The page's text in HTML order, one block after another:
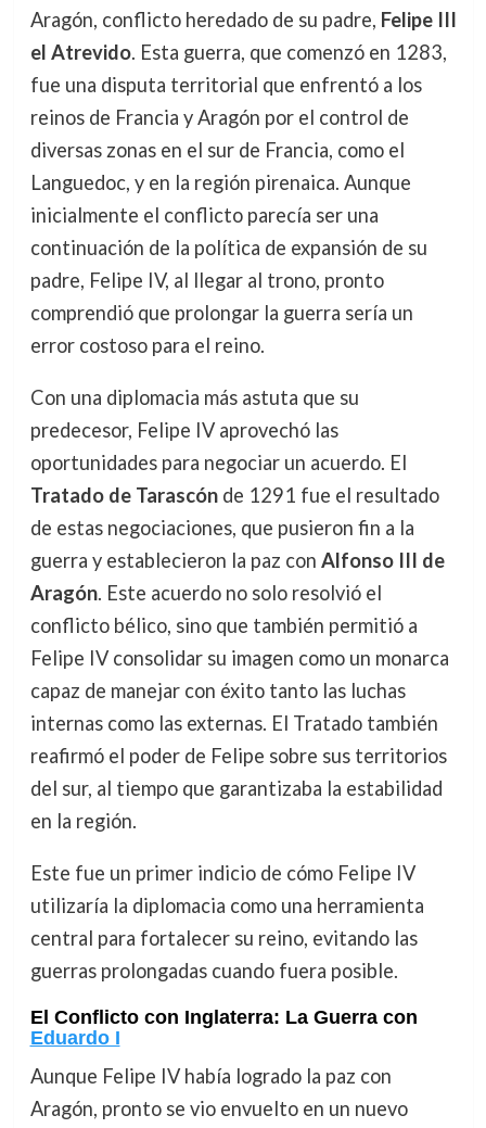
Aragón, conflicto heredado de su padre, Felipe III
el Atrevido. Esta guerra, que comenzó en 1283,
fue una disputa territorial que enfrentó a los
reinos de Francia y Aragón por el control de
diversas zonas en el sur de Francia, como el
Languedoc, y en la región pirenaica. Aunque
inicialmente el conflicto parecía ser una
continuación de la política de expansión de su
padre, Felipe IV, al llegar al trono, pronto
comprendió que prolongar la guerra sería un
error costoso para el reino.
Con una diplomacia más astuta que su
predecesor, Felipe IV aprovechó las
oportunidades para negociar un acuerdo. El
Tratado de Tarascónde 1291 fue el resultado
de estas negociaciones, que pusieron fin a la
guerra y establecieron la paz con Alfonso III de
Aragón. Este acuerdo no solo resolvió el
conflicto bélico, sino que también permitió a
Felipe IV consolidar su imagen como un monarca
capaz de manejar con éxito tanto las luchas
internas como las externas. El Tratado también
reafirmó el poder de Felipe sobre sus territorios
del sur, al tiempo que garantizaba la estabilidad
en la región.
Este fue un primer indicio de cómo Felipe IV
utilizaría la diplomacia como una herramienta
central para fortalecer su reino, evitando las
guerras prolongadas cuando fuera posible.
El Conflicto con Inglaterra: La Guerra con
Eduardo I
Aunque Felipe IV había logrado la paz con
Aragón, pronto se vio envuelto en un nuevo